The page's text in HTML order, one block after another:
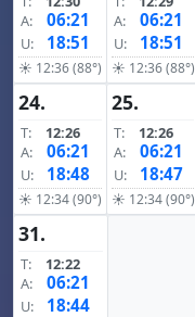
A:
06:21
U: 18:51
☀ 12:36 (88°)
A:
06:21
U: 18:51
☀ 12:36 (88°)
24.
T:
12:26
A:
06:21
U: 18:48
☀ 12:34 (90°)
25.
T:
12:26
A:
06:21
U: 18:47
☀ 12:34 (90°)
31.
T:
12:22
A:
06:21
U: 18:44